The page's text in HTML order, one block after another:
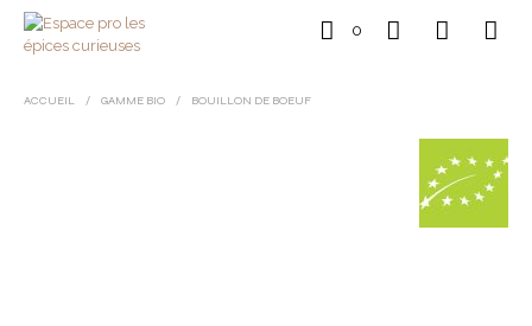
0
ACCUEIL / GAMME BIO / BOUILLON DE BOEUF